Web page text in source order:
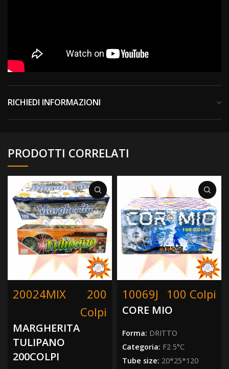
RICHIEDI INFORMAZIONI
PRODOTTI CORRELATI
20024MIX
200
Colpi
MARGHERITA
TULIPANO
200COLPI
10069J 100 Colpi
CORE MIO
Forma: DRITTO
Categoria: F2 5°C
Tube size: 20*25*120